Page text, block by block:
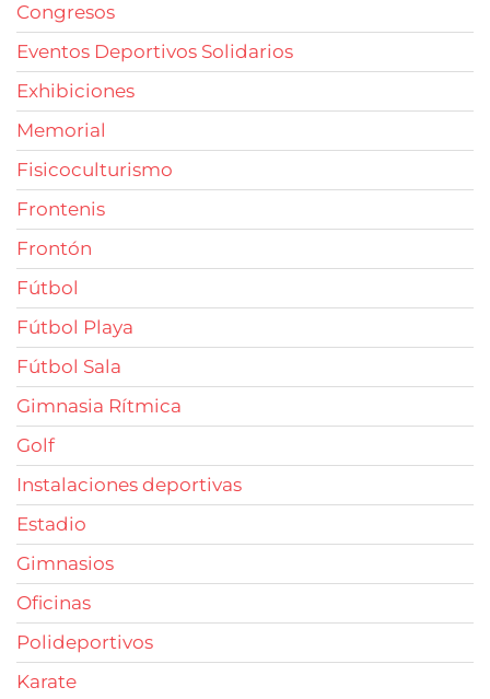
Congresos
Eventos Deportivos Solidarios
Exhibiciones
Memorial
Fisicoculturismo
Frontenis
Frontón
Fútbol
Fútbol Playa
Fútbol Sala
Gimnasia Rítmica
Golf
Instalaciones deportivas
Estadio
Gimnasios
Oficinas
Polideportivos
Karate